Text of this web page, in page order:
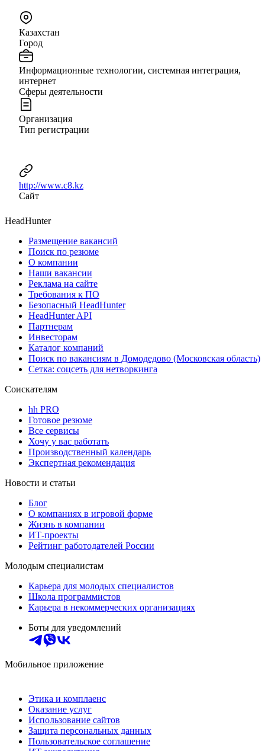
Казахстан
Город
Информационные технологии, системная интеграция,
интернет
Сферы деятельности
Организация
Тип регистрации
http://www.c8.kz
Сайт
HeadHunter
Размещение вакансий
Поиск по резюме
О компании
Наши вакансии
Реклама на сайте
Требования к ПО
Безопасный HeadHunter
HeadHunter API
Партнерам
Инвесторам
Каталог компаний
Поиск по вакансиям в Домодедово (Московская область)
Сетка: соцсеть для нетворкинга
Соискателям
hh PRO
Готовое резюме
Все сервисы
Хочу у вас работать
Производственный календарь
Экспертная рекомендация
Новости и статьи
Блог
О компаниях в игровой форме
Жизнь в компании
ИТ-проекты
Рейтинг работодателей России
Молодым специалистам
Карьера для молодых специалистов
Школа программистов
Карьера в некоммерческих организациях
Боты для уведомлений
Мобильное приложение
Этика и комплаенс
Оказание услуг
Использование сайтов
Защита персональных данных
Пользовательское соглашение